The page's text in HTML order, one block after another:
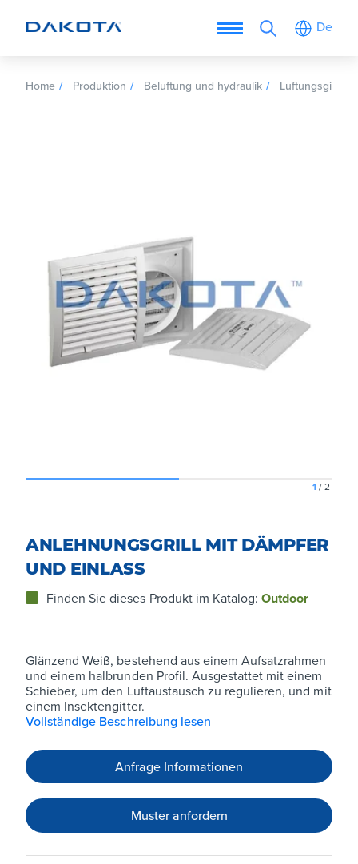
De
Home Produktion Beluftung und hydraulik Luftungsgitter
1 /2
ANLEHNUNGSGRILL MIT DÄMPFER
UND EINLASS
Finden Sie dieses Produkt im Katalog:Outdoor
Glänzend Weiß, bestehend aus einem Aufsatzrahmen
und einem halbrunden Profil. Ausgestattet mit einem
Schieber, um den Luftaustausch zu regulieren, und mit
einem Insektengitter.
Vollständige Beschreibung lesen
Anfrage Informationen
Muster anfordern